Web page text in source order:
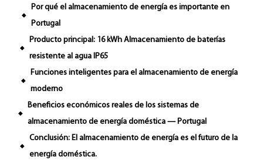
◆
Por qué el almacenamiento de energía es importante en
Portugal
◆
Producto principal: 16 kWh Almacenamiento de baterías
resistente al agua IP65
◆
Funciones inteligentes para el almacenamiento de energía
moderno
◆
Beneficios económicos reales de los sistemas de
almacenamiento de energía doméstica — Portugal
◆
Conclusión: El almacenamiento de energía es el futuro de la
energía doméstica.